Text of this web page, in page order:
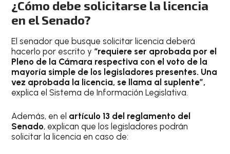
¿Cómo debe solicitarse la licencia
en el Senado?
El senador que busque solicitar licencia deberá
hacerlo por escrito y “requiere ser aprobada por el
Pleno de la Cámara respectiva con el voto de la
mayoría simple de los legisladores presentes. Una
vez aprobada la licencia, se llama al suplente”,
explica el Sistema de Información Legislativa.
Además, en el artículo 13 del reglamento del
Senado, explican que los legisladores podrán
solicitar la licencia en caso de: